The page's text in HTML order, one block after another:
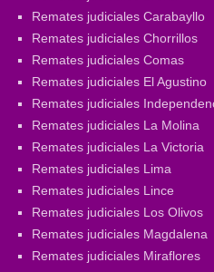
Remates judiciales Carabayllo
Remates judiciales Chorrillos
Remates judiciales Comas
Remates judiciales El Agustino
Remates judiciales
Remates judiciales La Molina
Remates judiciales La Victoria
Remates judiciales Lima
Remates judiciales Lince
Remates judiciales Los Olivos
Remates judiciales Magdalena
Remates judiciales Miraflores